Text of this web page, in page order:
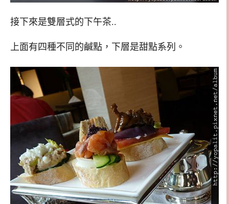
接下來是雙層式的下午茶..
上面有四種不同的鹹點，下層是甜點系列。